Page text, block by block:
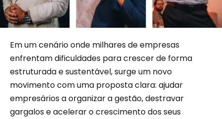
Em um cenário onde milhares de empresas
enfrentam dificuldades para crescer de forma
estruturada e sustentável, surge um novo
movimento com uma proposta clara: ajudar
empresários a organizar a gestão, destravar
gargalos e acelerar o crescimento dos seus